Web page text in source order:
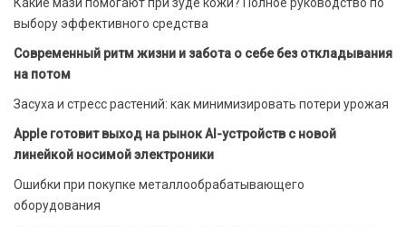
Какие мази помогают при зуде кожи? Полное руководство по
выбору эффективного средства
Современный ритм жизни и забота о себе без откладывания
на потом
Засуха и стресс растений: как минимизировать потери урожая
Apple готовит выход на рынок AI-устройств с новой
линейкой носимой электроники
Ошибки при покупке металлообрабатывающего
оборудования